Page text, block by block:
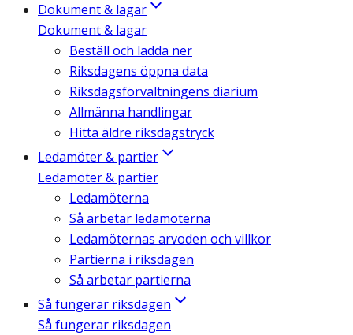
Dokument & lagar
Dokument & lagar
Beställ och ladda ner
Riksdagens öppna data
Riksdagsförvaltningens diarium
Allmänna handlingar
Hitta äldre riksdagstryck
Ledamöter & partier
Ledamöter & partier
Ledamöterna
Så arbetar ledamöterna
Ledamöternas arvoden och villkor
Partierna i riksdagen
Så arbetar partierna
Så fungerar riksdagen
Så fungerar riksdagen